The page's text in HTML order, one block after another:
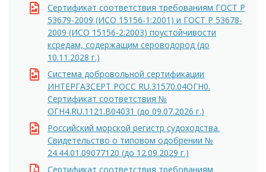
Сертификат соответствия требованиям ГОСТ Р
53679-2009 (ИСО 15156-1:2001) и ГОСТ Р 53678-
2009 (ИСО 15156-2:2003) поустойчивости
ксредам, содержащим сероводород (до
10.11.2028 г.)
Система добровольной сертификации
ИНТЕРГАЗСЕРТ РОСС RU.31570.04ОГН0.
Сертификат соответствия №
ОГН4.RU.1121.В04031 (до 09.07.2026 г.)
Российский морской регистр судоходства.
Свидетельство о типовом одобрении №
24.44.01.09077120 (до 12.09.2029 г.)
Сертификат соответствия требованиям